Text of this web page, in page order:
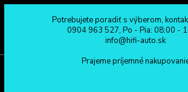
0904 963 527
Po - Pia: 08:00 - 16:00
Potrebujete poradiť s výberom,
0904 963 527, Po - Pia: 08:00 -
info@hifi-auto.sk
Prajeme príjemné